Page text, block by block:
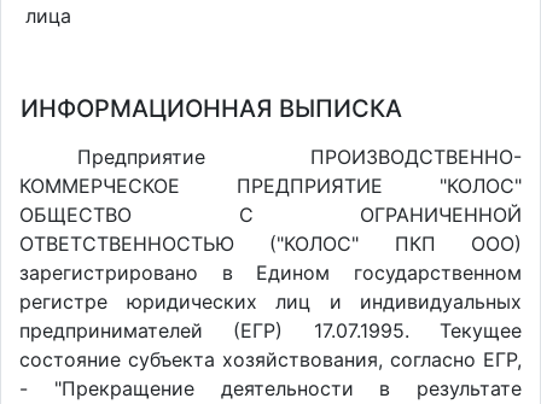
лица
ИНФОРМАЦИОННАЯ ВЫПИСКА
Предприятие ПРОИЗВОДСТВЕННО-
КОММЕРЧЕСКОЕ ПРЕДПРИЯТИЕ "КОЛОС"
ОБЩЕСТВО С ОГРАНИЧЕННОЙ
ОТВЕТСТВЕННОСТЬЮ ("КОЛОС" ПКП ООО)
зарегистрировано в Едином государственном
регистре юридических лиц и индивидуальных
предпринимателей (ЕГР) 17.07.1995. Текущее
состояние субъекта хозяйствования, согласно ЕГР,
- "Прекращение деятельности в результате